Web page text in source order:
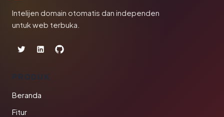
Intelijen domain otomatis dan independen
untuk web terbuka.
PRODUK
Beranda
Fitur